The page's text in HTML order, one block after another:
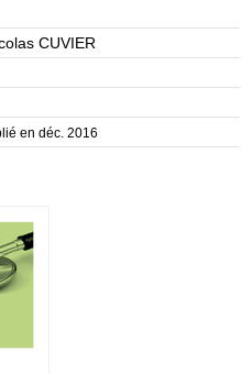
CUVIER
en déc. 2016